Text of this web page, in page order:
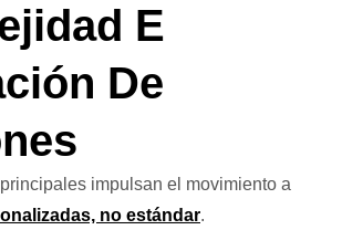
E
De
impulsan el movimiento a
no estándar.